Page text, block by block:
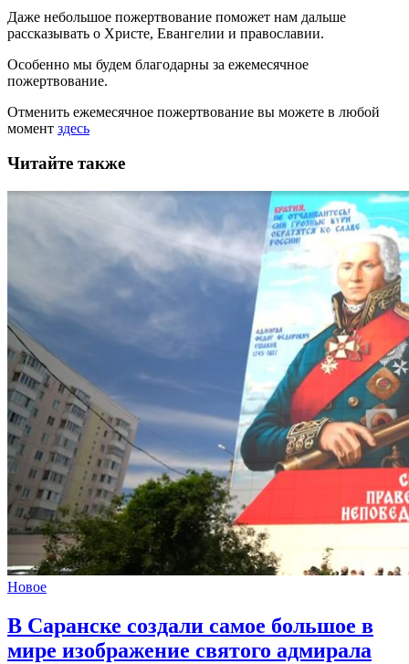
Даже небольшое пожертвование поможет нам дальше
рассказывать о Христе, Евангелии и православии.
Особенно мы будем благодарны за ежемесячное
пожертвование.
Отменить ежемесячное пожертвование вы можете в любой
момент здесь
Читайте также
Новое
В Саранске создали самое большое в
мире изображение святого адмирала